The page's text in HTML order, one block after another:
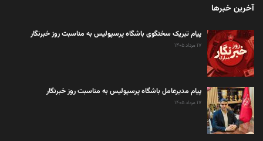
آخرین خبرها
پیام تبریک سخنگوی باشگاه پرسپولیس به مناسبت روز خبرنگار
۱۷ مرداد ۱۴۰۵
پیام مدیرعامل باشگاه پرسپولیس به مناسبت روز خبرنگار
۱۷ مرداد ۱۴۰۵